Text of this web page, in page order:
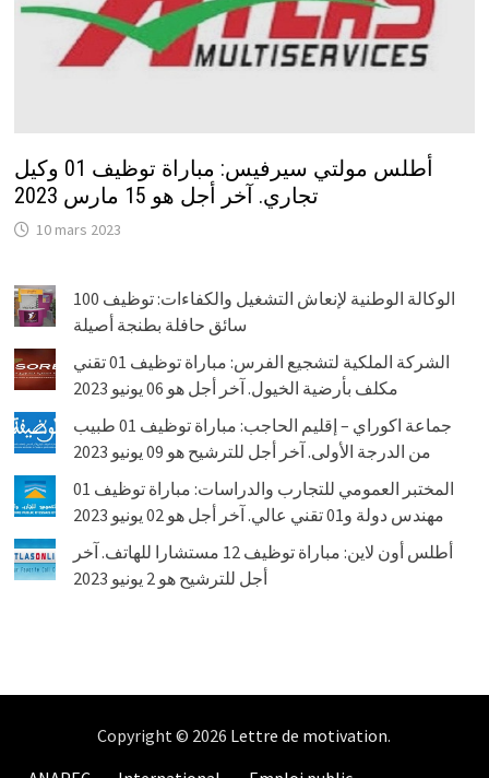
أطلس مولتي سيرفيس: مباراة توظيف 01 وكيل
تجاري. آخر أجل هو 15 مارس 2023
10 mars 2023
الوكالة الوطنية لإنعاش التشغيل والكفاءات: توظيف 100
سائق حافلة بطنجة أصيلة
الشركة الملكية لتشجيع الفرس: مباراة توظيف 01 تقني
مكلف بأرضية الخيول. آخر أجل هو 06 يونيو 2023
جماعة اكوراي – إقليم الحاجب: مباراة توظيف 01 طبيب
من الدرجة الأولى. آخر أجل للترشيح هو 09 يونيو 2023
المختبر العمومي للتجارب والدراسات: مباراة توظيف 01
مهندس دولة و01 تقني عالي. آخر أجل هو 02 يونيو 2023
أطلس أون لاين: مباراة توظيف 12 مستشارا للهاتف. آخر
أجل للترشيح هو 2 يونيو 2023
Copyright © 2026 Lettre de motivation.